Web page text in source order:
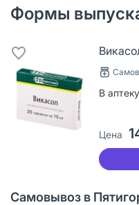
Формы
В
Цена
Самовывоз в